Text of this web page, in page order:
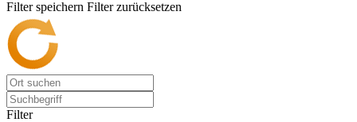
Filter speichern Filter zurücksetzen
Filter